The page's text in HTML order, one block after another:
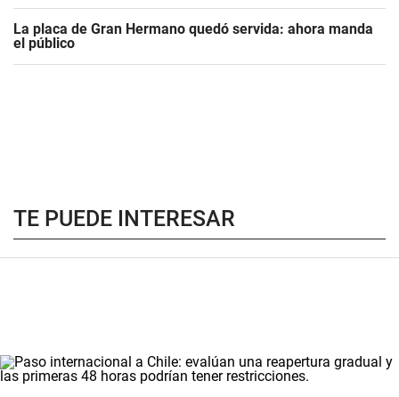
La placa de Gran Hermano quedó servida: ahora manda
el público
TE PUEDE INTERESAR